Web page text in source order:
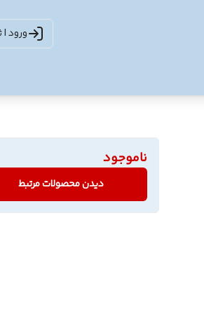
ورود |
ناموجود
دیدن محصولات مرتبط